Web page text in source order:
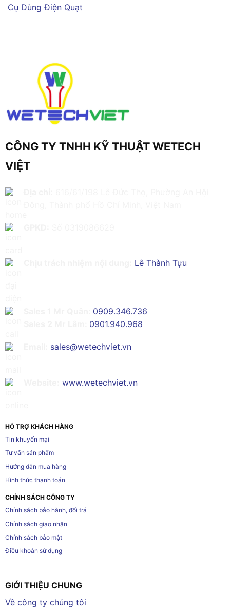
Cụ Dùng Điện Quạt
CÔNG TY TNHH KỸ THUẬT WETECH
VIỆT
Lê Thành Tựu
0909.346.736
0901.940.968
sales@wetechviet.vn
www.wetechviet.vn
HỖ TRỢ KHÁCH HÀNG
Tin khuyến mại
Tư vấn sản phẩm
Hướng dẫn mua hàng
Hình thức thanh toán
CHÍNH SÁCH CÔNG TY
Chính sách bảo hành, đổi trả
Chính sách giao nhận
Chính sách bảo mật
Điều khoản sử dụng
GIỚI THIỆU CHUNG
Về công ty chúng tôi